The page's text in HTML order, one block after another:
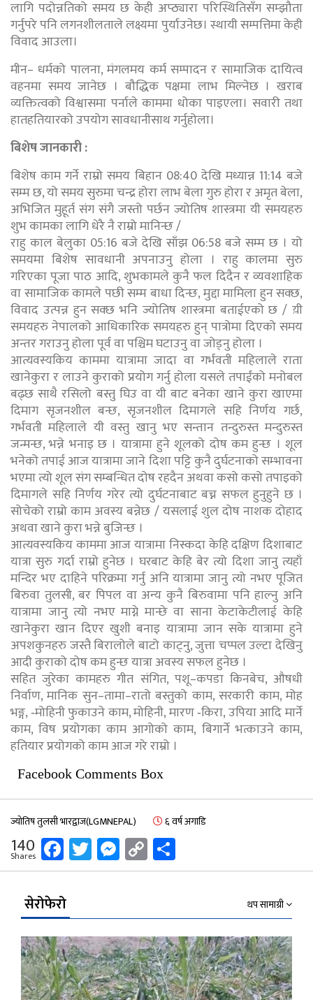
लागि पदोन्नतिको समय छ केही अप्ठ्यारा परिस्थितिसँग सम्झौता
गर्नुपरे पनि लगनशीलताले लक्ष्यमा पुर्याउनेछ। स्थायी सम्पत्तिमा केही
विवाद आउला।
मीन– धर्मको पालना, मंगलमय कर्म सम्पादन र सामाजिक दायित्व
वहनमा समय जानेछ । बौद्धिक पक्षमा लाभ मिल्नेछ । खराब
व्यक्तित्वको विश्वासमा पर्नाले काममा धोका पाइएला। सवारी तथा
हातहतियारको उपयोग सावधानीसाथ गर्नुहोला।
बिशेष जानकारी :
बिशेष काम गर्ने राम्रो समय बिहान 08:40 देखि मध्यान्न 11:14 बजे
सम्म छ, यो समय सुरुमा चन्द्र होरा लाभ बेला गुरु होरा र अमृत बेला,
अभिजित मुहूर्त संग संगै जस्तो पर्छन ज्योतिष शास्त्रमा यी समयहरु
शुभ कामका लागि धेरै नै राम्रो मानिन्छ /
राहु काल बेलुका 05:16 बजे देखि साँझ 06:58 बजे सम्म छ । यो
समयमा बिशेष सावधानी अपनाउनु होला । राहु कालमा सुरु
गरिएका पूजा पाठ आदि, शुभकामले कुनै फल दिदैन र व्यवशाहिक
वा सामाजिक कामले पछी सम्म बाधा दिन्छ, मुद्दा मामिला हुन सक्छ,
विवाद उत्पन्न हुन सक्छ भनि ज्योतिष शास्त्रमा बताईएको छ / य़ी
समयहरु नेपालको आधिकारिक समयहरु हुन् पात्रोमा दिएको समय
अन्तर गराउनु होला पूर्व वा पश्चिम घटाउनु वा जोड्नु होला ।
आत्यवस्यकिय काममा यात्रामा जादा वा गर्भवती महिलाले राता
खानेकुरा र लाउने कुराको प्रयोग गर्नु होला यसले तपाईंको मनोबल
बढ्छ साथै रसिलो बस्तु घिउ वा यी बाट बनेका खाने कुरा खाएमा
दिमाग सृजनशील बन्छ, सृजनशील दिमागले सहि निर्णय गर्छ,
गर्भवती महिलाले यी वस्तु खानु भए सन्तान तन्दुरुस्त मन्दुरुस्त
जन्मन्छ, भन्ने भनाइ छ । यात्रामा हुने शूलको दोष कम हुन्छ । शूल
भनेको तपाई आज यात्रामा जाने दिशा पट्टि कुनै दुर्घटनाको सम्भावना
भएमा त्यो शूल संग सम्बन्धित दोष रहदैन अथवा कसो कसो तपाइको
दिमागले सहि निर्णय गरेर त्यो दुर्घटनाबाट बच्न सफल हुनुहुने छ ।
सोचेको राम्रो काम अवस्य बन्नेछ / यसलाई शुल दोष नाशक दोहाद
अथवा खाने कुरा भन्ने बुजिन्छ ।
आत्यवस्यकिय काममा आज यात्रामा निस्कदा केहि दक्षिण दिशाबाट
यात्रा सुरु गर्दा राम्रो हुनेछ । घरबाट केहि बेर त्यो दिशा जानु त्यहाँ
मन्दिर भए दाहिने परिक्रमा गर्नु अनि यात्रामा जानु त्यो नभए पूजित
बिरुवा तुलसी, बर पिपल वा अन्य कुनै बिरुवामा पनि हाल्नु अनि
यात्रामा जानु त्यो नभए माग्ने मान्छे वा साना केटाकेटीलाई केहि
खानेकुरा खान दिएर खुशी बनाइ यात्रामा जान सके यात्रामा हुने
अपशकुनहरु जस्तै बिरालोले बाटो काट्नु, जुत्ता चप्पल उल्टा देखिनु
आदी कुराको दोष कम हुन्छ यात्रा अवस्य सफल हुनेछ ।
सहित जुरेका कामहरु गीत संगित, पशू–कपडा किनबेच, औषधी
निर्वाण, मानिक सुन–तामा–रातो बस्तुको काम, सरकारी काम, मोह
भङ्ग, ‐मोहिनी फुकाउने काम, मोहिनी, मारण ‐किरा, उपिया आदि मार्ने
काम, विष प्रयोगका काम आगोको काम, बिगार्ने भत्काउने काम,
हतियार प्रयोगको काम आज गरे राम्रो ।
Facebook Comments Box
ज्योतिष तुलसी भारद्वाज(LGMNEPAL) ६ वर्ष अगाडि
140
Shares Facebook
Twitter
Messenger
Copy
Link
सेरोफेरो थप सामाग्री